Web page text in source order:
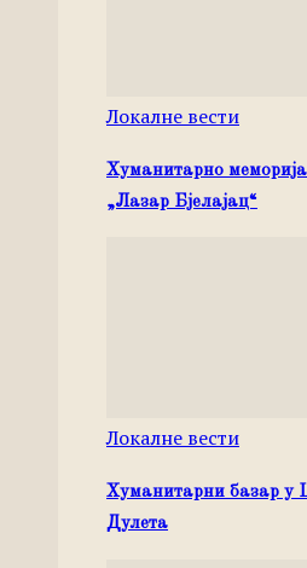
Локалне вести
Хуманитарно
„Лазар Бјелајац“
Локалне вести
Хуманитарни базар у
Дулета